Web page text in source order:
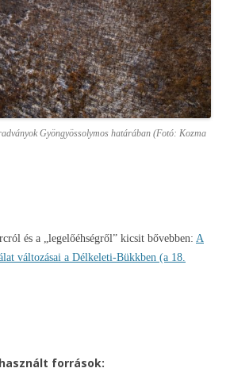
Gyöngyössolymos határában (Fotó: Kozma
és a „legelőéhségről” kicsit bővebben: A
változásai a Délkeleti-Bükkben (a 18.
források: